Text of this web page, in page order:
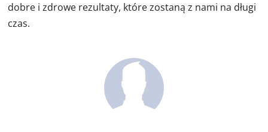
dobre i zdrowe rezultaty, które zostaną z nami na długi
czas.